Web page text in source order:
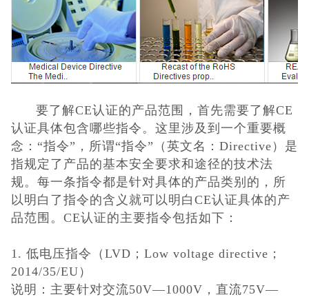
日本PSE认证
ECE认证
证
ISO体系认证
美国认证
CCC认证
澳洲C-TICK
要了解CE认证的产品范围，首先需要了解CE
认证具体包含哪些指令。这里涉及到 一个重要概
念：“指令”，所谓“指令”（英文名：Directive）是
指规定了产品的基本安全要求和途径的技术法
规。每一条指令都是针对具体的产品类别的，所
以明白了指令的含义就可以明白CE认证具体的产
品范围。CE认证的主要指令包括如下 ：
1. 低电压指令（LVD；Low voltage directive；
2014/35/EU）
说明：主要针对交流50V—1000V，直流75V—